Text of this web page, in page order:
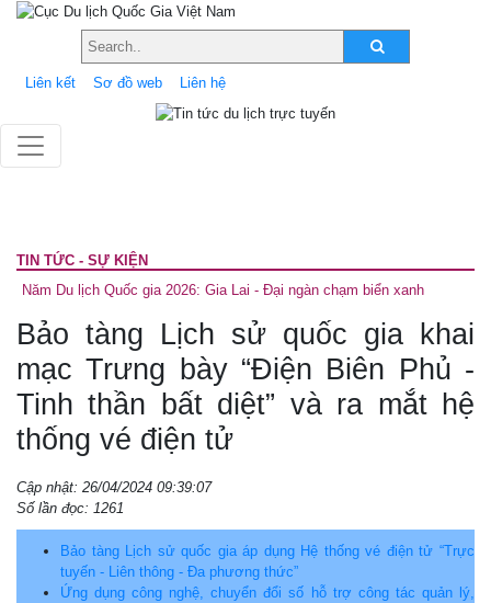
Liên kết Sơ đồ web Liên hệ
TIN TỨC - SỰ KIỆN
Năm Du lịch Quốc gia 2026: Gia Lai - Đại ngàn chạm biển xanh
Bảo tàng Lịch sử quốc gia khai
mạc Trưng bày “Điện Biên Phủ -
Tinh thần bất diệt” và ra mắt hệ
thống vé điện tử
Cập nhật: 26/04/2024 09:39:07
Số lần đọc: 1261
Bảo tàng Lịch sử quốc gia áp dụng Hệ thống vé điện tử “Trực
tuyến - Liên thông - Đa phương thức”
Ứng dụng công nghệ, chuyển đổi số hỗ trợ công tác quản lý,